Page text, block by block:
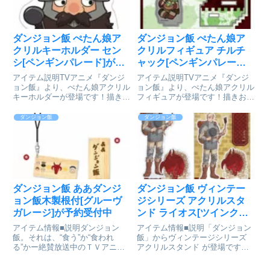
ダンジョン飯 ぺたん娘ア
クリルキーホルダー セン
シ[ペンギンパレード]が予
約受付開始
アイテム説明TVアニメ『ダンジ
ョン飯』より、ぺたん娘アクリル
キーホルダーが登場です！描きお
ストを使用したアクリルキーホル
ダーです。ダンジョン飯_ぺたん
娘アクリルキーホルダー センシ
colleizeで探す
ダンジョン飯 ぺたん娘ア
クリルフィギュア チルチ
ャック[ペンギンパレード]
が予約受付開始
アイテム説明TVアニメ『ダンジ
ョン飯』より、ぺたん娘アクリル
フィギュアが登場です！描きおこ
トを使用したアクリルフィギュア
です。ダンジョン飯_ぺたん娘ア
クリルフィギュア チルチャック
colleizeで探す
ダンジョン飯
ダンジョン飯 ああダンジ
ョン飯木製根付[グルーヴ
ガレージ]が予約受付中
アイテム情報■説明ダンジョン
飯。それは、“食う”か“食われ
る”かー絶賛放送中のＴＶアニメ
ダンジョン飯
ダンジョン飯 ヴィンテー
ジシリーズ アクリルスタ
ンド ライオス[ツインクル]
が予約受付開始
アイテム情報■説明「ダンジョン
飯」からヴィンテージシリーズ
アクリルスタンド が登場です！